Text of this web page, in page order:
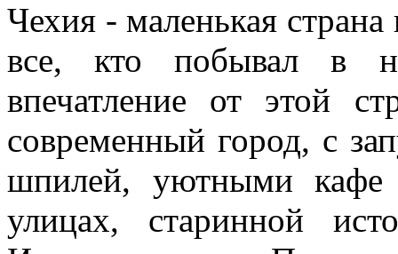
Чехия - маленькая
все, кто побывал в
впечатление от этой
современный город, с
шпилей, уютными кафе
улицах, старинной